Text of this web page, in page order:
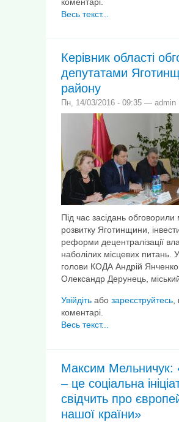
коментарі.
Весь текст...
Керівник області
депутатами
району
Пн, 14/03/2016 - 09:35 — admin
Під час засідань
розвитку Яготинщини,
реформи децентралізації
наболілих місцевих питань.
голови КОДА Андрій Янченко,
Олександр Дерунець,
Увійдіть або зареєструйтесь
коментарі.
Весь текст...
Максим Мельничук:
– це соціальна
свідчить про
нашої країни»